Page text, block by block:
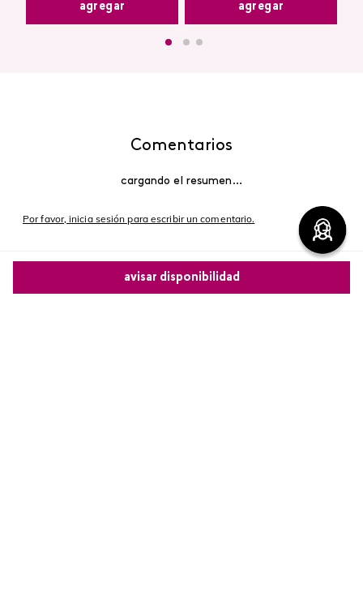
avisar disponibilidad
agregar agregar
Comentarios
cargando el resumen…
Por favor, inicia sesión para escribir un comentario.
Más reciente